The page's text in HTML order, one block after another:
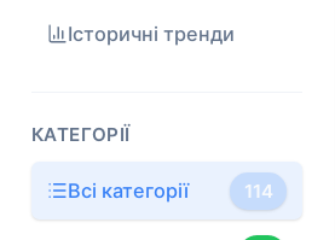
Історичні тренди
КАТЕГОРІЇ
Всі категорії 114